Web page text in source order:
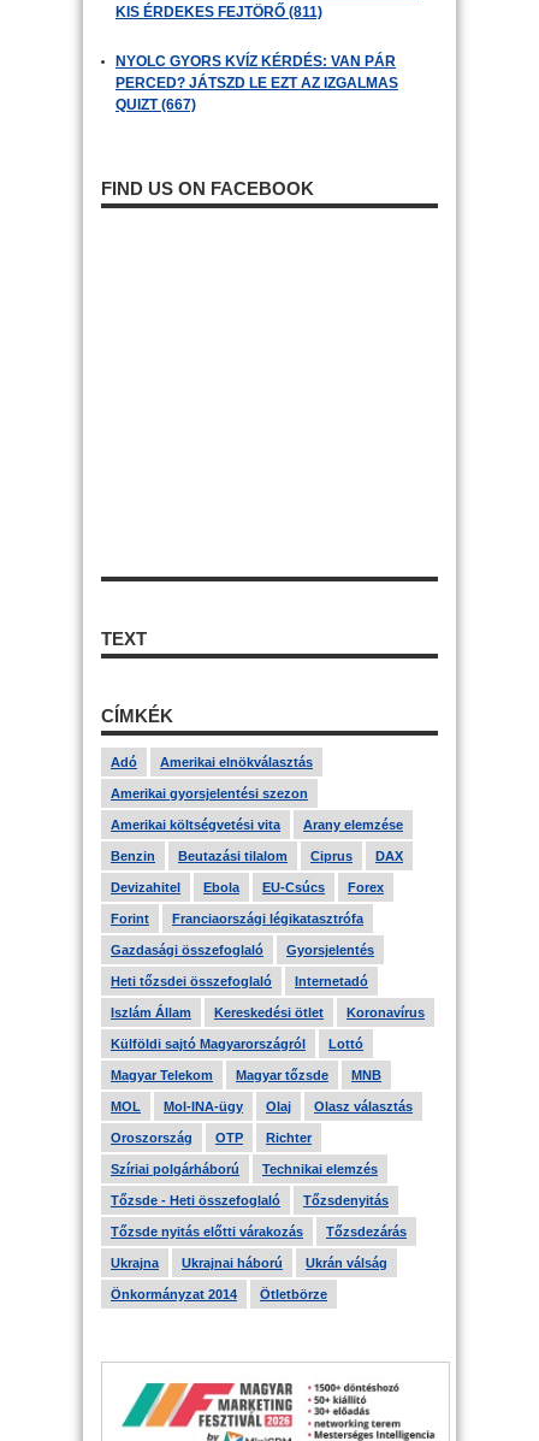
KIS ÉRDEKES FEJTÖRŐ (811)
NYOLC GYORS KVÍZ KÉRDÉS: VAN PÁR
PERCED? JÁTSZD LE EZT AZ IZGALMAS
QUIZT (667)
FIND US ON FACEBOOK
TEXT
CÍMKÉK
Adó Amerikai elnökválasztás
Amerikai gyorsjelentési szezon
Amerikai költségvetési vita Arany elemzése
Benzin Beutazási tilalom Ciprus DAX
Devizahitel Ebola EU-Csúcs Forex
Forint Franciaországi légikatasztrófa
Gazdasági összefoglaló Gyorsjelentés
Heti tőzsdei összefoglaló Internetadó
Iszlám Állam Kereskedési ötlet Koronavírus
Külföldi sajtó Magyarországról Lottó
Magyar Telekom Magyar tőzsde MNB
MOL Mol-INA-ügy Olaj Olasz választás
Oroszország OTP Richter
Szíriai polgárháború Technikai elemzés
Tőzsde - Heti összefoglaló Tőzsdenyitás
Tőzsde nyitás előtti várakozás Tőzsdezárás
Ukrajna Ukrajnai háború Ukrán válság
Önkormányzat 2014 Ötletbörze